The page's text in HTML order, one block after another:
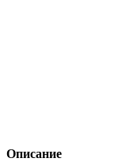
Описание